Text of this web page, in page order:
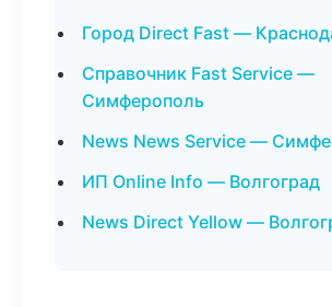
Город Direct Fast —
Справочник Fast Service —
Симферополь
News News Service —
ИП Online Info — Волгоград
News Direct Yellow —